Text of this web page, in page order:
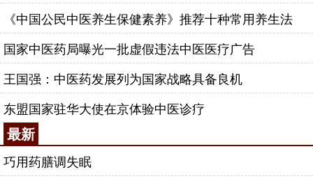
《中国公民中医养生保健素养》推荐十种常用养生法
国家中医药局曝光一批虚假违法中医医疗广告
王国强：中医药发展列为国家战略具备良机
东盟国家驻华大使在京体验中医诊疗
最新
巧用药膳调失眠